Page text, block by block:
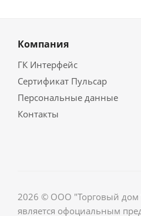
Компания
ГК Интерфейс
Сертификат Пульсар
Персональные данные
Контакты
2026 © ООО "Торговый дом
является офоциальным